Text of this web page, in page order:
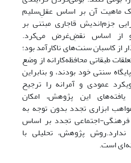
ماهیت آن بر اساس عقلِ‌سلیم
جزم‌اندیش قاجاری مبتنی بر
از اساس نقضِ‌غرض می‌کرد.
از کاسبان سنت‌های ناکارآمد بود؛
طبقاتی محافظه‌کارانه از وضع
سنتی خود بودند، و بنابراین
عمودی و آمرانه را ترجیح
این پژوهش، امکان
ابزاری تجدد بدون توجه به
فرهنگی-اجتماعی تجدد بر اساس
پژوهش، تحلیلی با
است.